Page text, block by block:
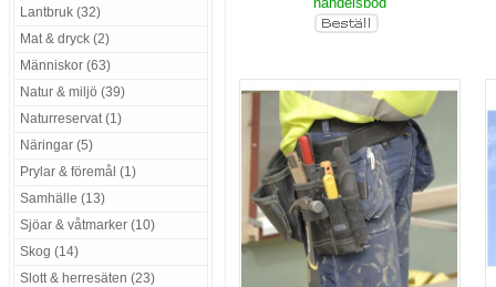
Lantbruk (32)
Mat & dryck (2)
Människor (63)
Natur & miljö (39)
Naturreservat (1)
Näringar (5)
Prylar & föremål (1)
Samhälle (13)
Sjöar & våtmarker (10)
Skog (14)
Slott & herresäten (23)